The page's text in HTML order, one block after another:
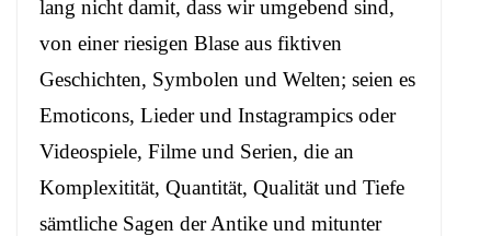
lang nicht damit, dass wir umgebend sind,
von einer riesigen Blase aus fiktiven
Geschichten, Symbolen und Welten; seien es
Emoticons, Lieder und Instagrampics oder
Videospiele, Filme und Serien, die an
Komplexitität, Quantität, Qualität und Tiefe
sämtliche Sagen der Antike und mitunter